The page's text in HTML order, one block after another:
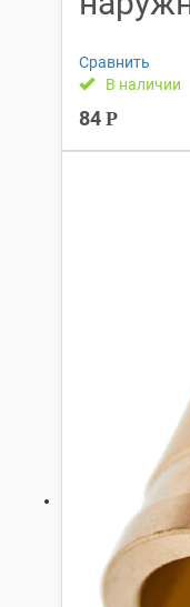
Сравнить
В наличии
84 Р